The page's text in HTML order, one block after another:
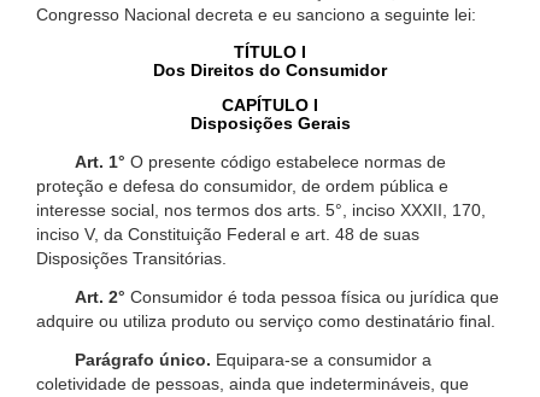
Congresso Nacional decreta e eu sanciono a seguinte lei:
TÍTULO I
Dos Direitos do Consumidor
CAPÍTULO I
Disposições Gerais
Art. 1° O presente código estabelece normas de
proteção e defesa do consumidor, de ordem pública e
interesse social, nos termos dos arts. 5°, inciso XXXII, 170,
inciso V, da Constituição Federal e art. 48 de suas
Disposições Transitórias.
Art. 2° Consumidor é toda pessoa física ou jurídica que
adquire ou utiliza produto ou serviço como destinatário final.
Parágrafo único. Equipara-se a consumidor a
coletividade de pessoas, ainda que indetermináveis, que